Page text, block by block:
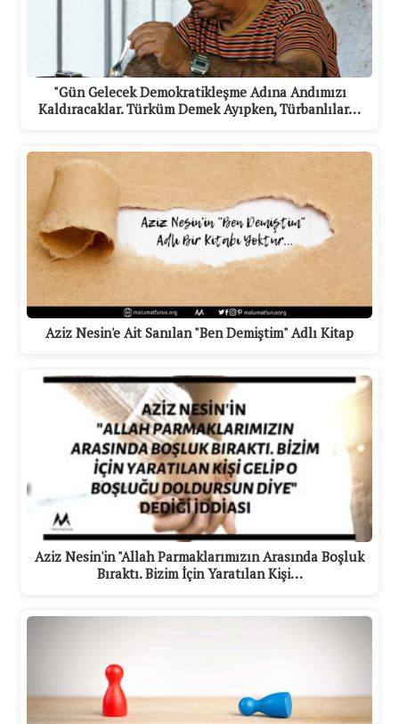
"Gün Gelecek Demokratikleşme Adına Andımızı
Kaldıracaklar. Türküm Demek Ayıpken, Türbanlılar…
Aziz Nesin'e Ait Sanılan "Ben Demiştim" Adlı Kitap
Aziz Nesin'in "Allah Parmaklarımızın Arasında Boşluk
Bıraktı. Bizim İçin Yaratılan Kişi…